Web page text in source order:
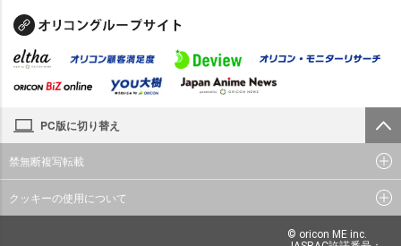
PC版に切り替え
禁無断複写転載
クッキーの使用について
© oricon ME inc.